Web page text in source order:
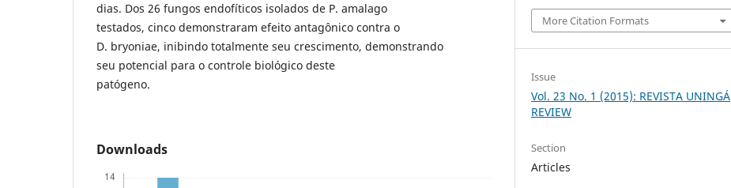
dias. Dos 26 fungos endofíticos isolados de P. amalago
testados, cinco demonstraram efeito antagônico contra o
D. bryoniae, inibindo totalmente seu crescimento, demonstrando
seu potencial para o controle biológico deste
patógeno.
Downloads
More Citation Formats
Issue
Vol. 23 No. 1 (2015): REVISTA UNINGÁ
REVIEW
Section
Articles